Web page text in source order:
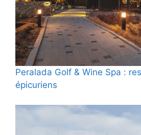
Peralada Golf & Wine Spa :
épicuriens